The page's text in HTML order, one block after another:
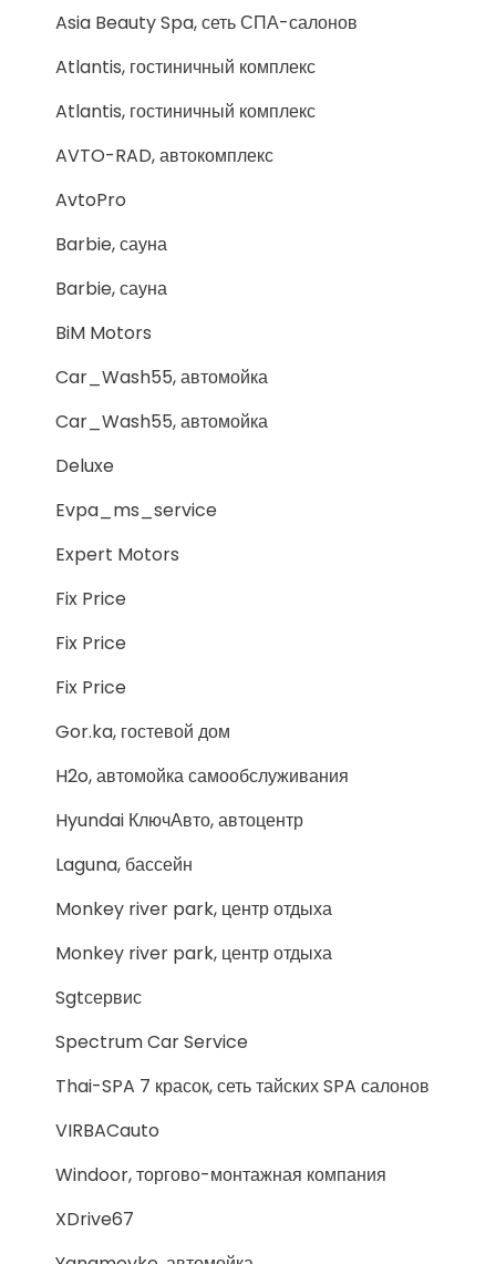
Asia Beauty Spa, сеть СПА-салонов
Atlantis, гостиничный комплекс
Atlantis, гостиничный комплекс
AVTO-RAD, автокомплекс
AvtoPro
Barbie, сауна
Barbie, сауна
BiM Motors
Car_Wash55, автомойка
Car_Wash55, автомойка
Deluxe
Evpa_ms_service
Expert Motors
Fix Price
Fix Price
Fix Price
Gor.ka, гостевой дом
H2o, автомойка самообслуживания
Hyundai КлючАвто, автоцентр
Laguna, бассейн
Monkey river park, центр отдыха
Monkey river park, центр отдыха
Sgtсервис
Spectrum Car Service
Thai-SPA 7 красок, сеть тайских SPA салонов
VIRBACauto
Windoor, торгово-монтажная компания
XDrive67